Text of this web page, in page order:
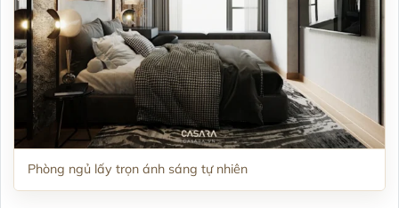
Phòng ngủ lấy trọn ánh sáng tự nhiên